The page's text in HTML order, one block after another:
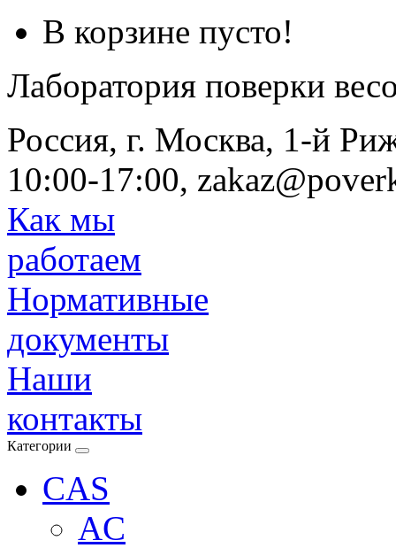
В корзине пусто!
Лаборатория поверки
Россия, г. Москва, 1-й
10:00-17:00,
Как мы
работаем
Нормативные
документы
Наши
контакты
Категории
CAS
AC